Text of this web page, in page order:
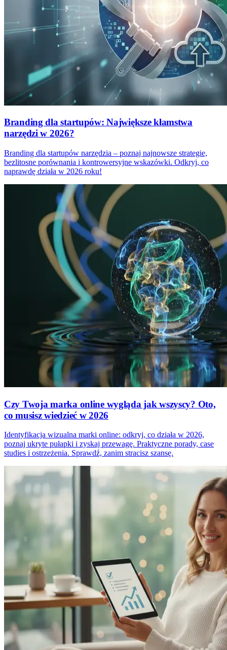
Branding dla startupów: Największe kłamstwa
narzędzi w 2026?
Branding dla startupów narzędzia – poznaj najnowsze strategie,
bezlitosne porównania i kontrowersyjne wskazówki. Odkryj, co
naprawdę działa w 2026 roku!
Czy Twoja marka online wygląda jak wszyscy? Oto,
co musisz wiedzieć w 2026
Identyfikacja wizualna marki online: odkryj, co działa w 2026,
poznaj ukryte pułapki i zyskaj przewagę. Praktyczne porady, case
studies i ostrzeżenia. Sprawdź, zanim stracisz szansę.